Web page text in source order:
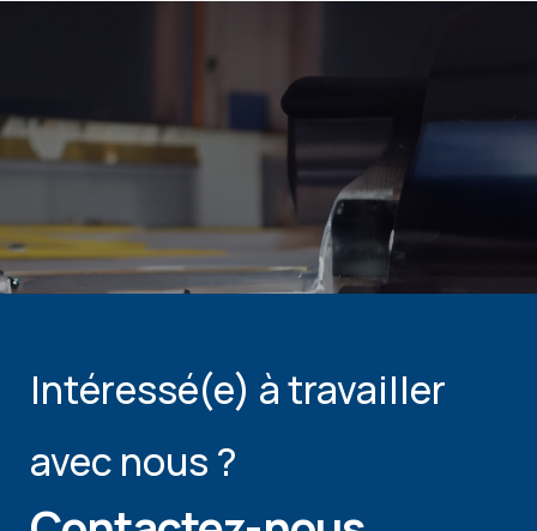
Intéressé(e) à travailler
avec nous ?